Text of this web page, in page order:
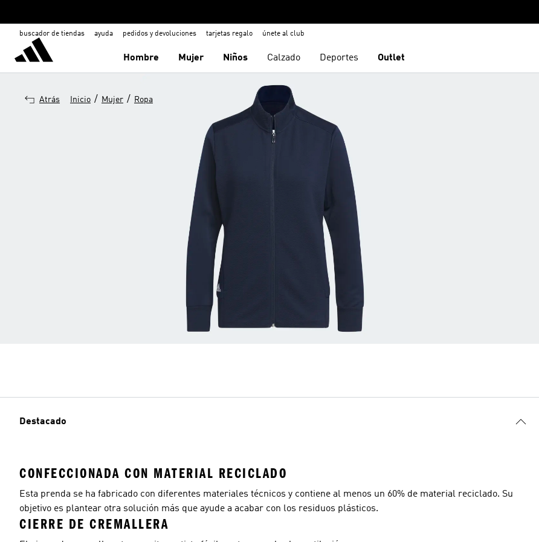
buscador de tiendas ayuda pedidos y devoluciones tarjetas regalo únete al club
Hombre Mujer Niños Calzado Deportes Outlet
Atrás Inicio / Mujer / Ropa
Destacado
CONFECCIONADA CON MATERIAL RECICLADO
Esta prenda se ha fabricado con diferentes materiales técnicos y contiene al menos un 60% de material reciclado. Su
objetivo es plantear otra solución más que ayude a acabar con los residuos plásticos.
CIERRE DE CREMALLERA